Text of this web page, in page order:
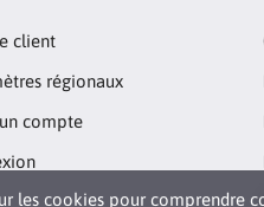
les cookies pour comprendre
client
régionaux
compte